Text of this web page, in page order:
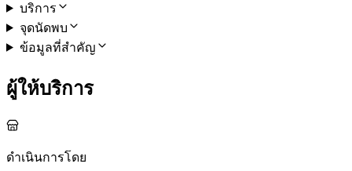
บริการ
จุดนัดพบ
ข้อมูลที่สำคัญ
ผู้ให้บริการ
ดำเนินการโดย